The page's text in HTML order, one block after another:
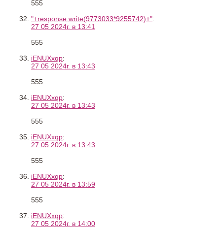
555
"+response.write(9773033*9255742)+":
27 05 2024г. в 13:41
555
iENUXxqp:
27 05 2024г. в 13:43
555
iENUXxqp:
27 05 2024г. в 13:43
555
iENUXxqp:
27 05 2024г. в 13:43
555
iENUXxqp:
27 05 2024г. в 13:59
555
iENUXxqp:
27 05 2024г. в 14:00